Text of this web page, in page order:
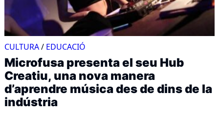
CULTURA/ EDUCACIÓ
Microfusa presenta el seu Hub
Creatiu, una nova manera
d’aprendre música des de dins de la
indústria